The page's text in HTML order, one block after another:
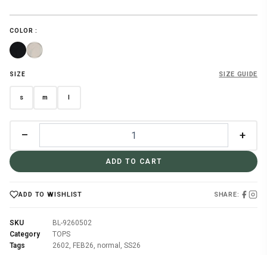
COLOR :
SIZE SIZE GUIDE
s m l
– +
ADD TO CART
ADD TO WISHLIST SHARE:
SKU
BL-9260502
Category
TOPS
Tags
2602, FEB26, normal , SS26